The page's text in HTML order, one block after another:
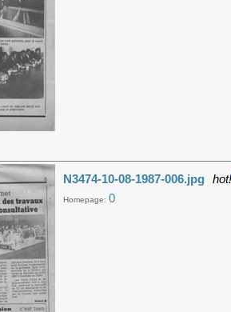
N3474-10-08-1987-006.jpg hot!
Homepage: 0